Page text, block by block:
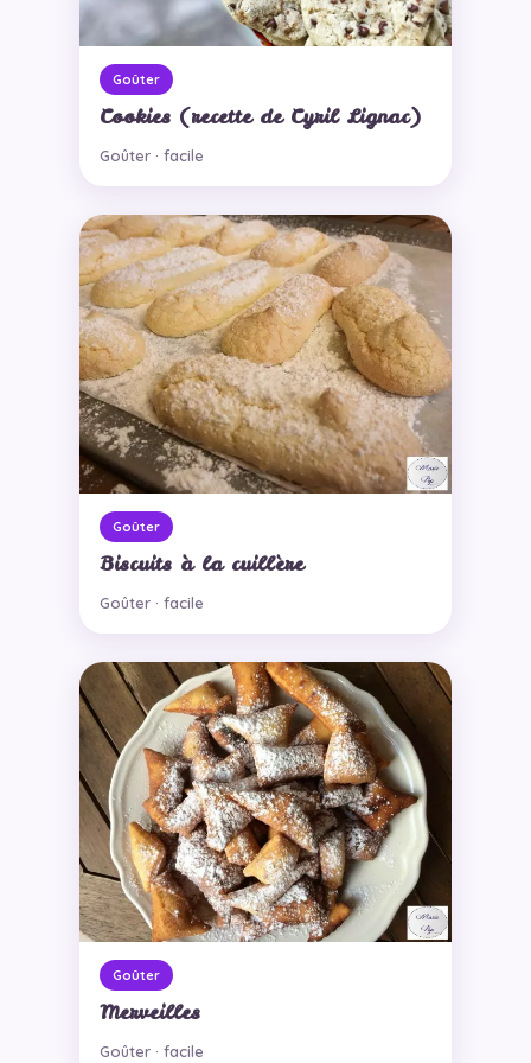
Goûter
Cookies (recette de Cyril Lignac)
Goûter · facile
Goûter
Biscuits à la cuillère
Goûter · facile
Goûter
Merveilles
Goûter · facile